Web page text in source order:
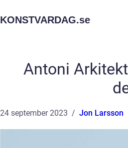
KONSTVARDAG.se
Antoni
24 september 2023 Jon Larsson